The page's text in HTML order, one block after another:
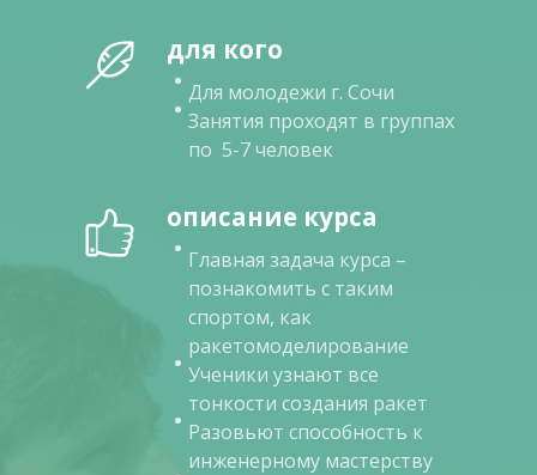
для кого
Для молодежи г. Сочи
Занятия проходят в группах
по 5-7 человек
описание курса
Главная задача курса –
познакомить с таким
спортом, как
ракетомоделирование
Ученики узнают все
тонкости создания ракет
Разовьют способность к
инженерному мастерству